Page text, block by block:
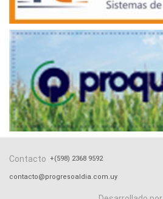
Contacto +(598) 2368 9592
contacto@progresoaldia.com.uy